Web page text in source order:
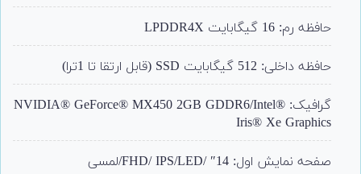
حافظه رم: 16 گیگابایت LPDDR4X
حافظه داخلی: 512 گیگابایت SSD (قابل ارتقا تا 1ترا)
گرافیک: NVIDIA® GeForce® MX450 2GB GDDR6/Intel®
Iris® Xe Graphics
صفحه نمایش اول: 14″ /FHD/ IPS/LED/لمسی